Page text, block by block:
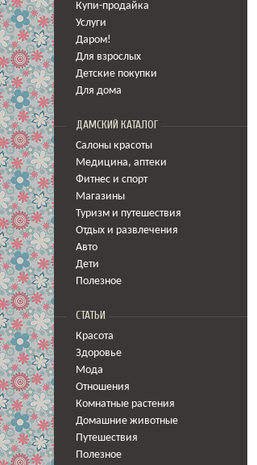
Купи-продайка
Услуги
Даром!
Для взрослых
Детские покупки
Для дома
ДАМСКИЙ КАТАЛОГ
Салоны красоты
Медицина, аптеки
Фитнес и спорт
Магазины
Туризм и путешествия
Отдых и развлечения
Авто
Дети
Полезное
СТАТЬИ
Красота
Здоровье
Мода
Отношения
Комнатные растения
Домашние животные
Путешествия
Полезное